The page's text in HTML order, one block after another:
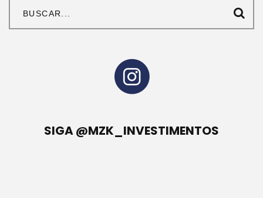
SIGA @MZK_INVESTIMENTOS